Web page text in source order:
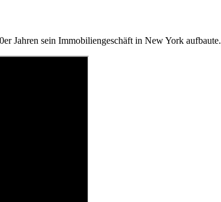
Jahren sein Immobiliengeschäft in New York aufbaute.